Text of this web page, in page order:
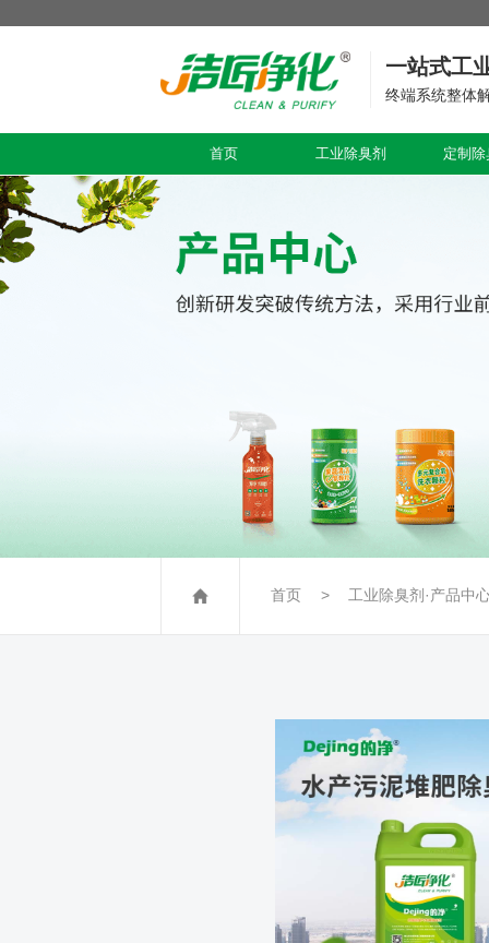
一站式工
终端系统整体
首页 工业除臭剂 定制
首页 工业除臭剂·产品中